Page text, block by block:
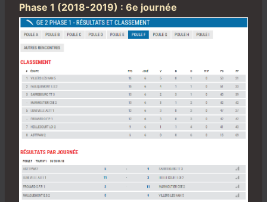
Phase 1 (2018-2019) : 6e journée